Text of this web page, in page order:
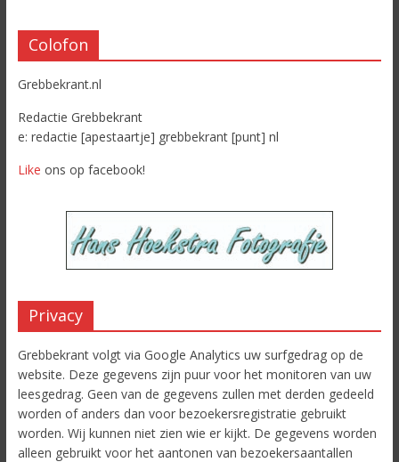
Colofon
Grebbekrant.nl
Redactie Grebbekrant
e: redactie [apestaartje] grebbekrant [punt] nl
Like ons op facebook!
Privacy
Grebbekrant volgt via Google Analytics uw surfgedrag op de
website. Deze gegevens zijn puur voor het monitoren van uw
leesgedrag. Geen van de gegevens zullen met derden gedeeld
worden of anders dan voor bezoekersregistratie gebruikt
worden. Wij kunnen niet zien wie er kijkt. De gegevens worden
alleen gebruikt voor het aantonen van bezoekersaantallen